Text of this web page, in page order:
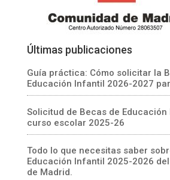
Últimas publicaciones
Guía práctica: Cómo solicitar la
Educación Infantil 2026-2027
Solicitud de Becas de
curso escolar 2025-26
Todo lo que necesitas saber
Educación Infantil 2025-2026
de Madrid.